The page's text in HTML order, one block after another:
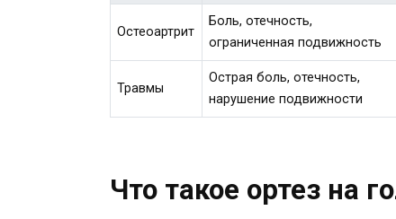
Остеоартрит
Боль, отечность,
ограниченная подвижность
Травмы
Острая боль, отечность,
нарушение подвижности
Что такое ортез на